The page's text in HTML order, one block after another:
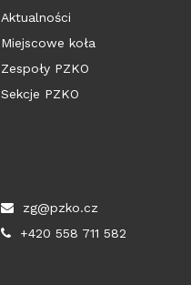
Aktualności
Miejscowe koła
Zespoły PZKO
Sekcje PZKO
zg@pzko.cz
+420 558 711 582